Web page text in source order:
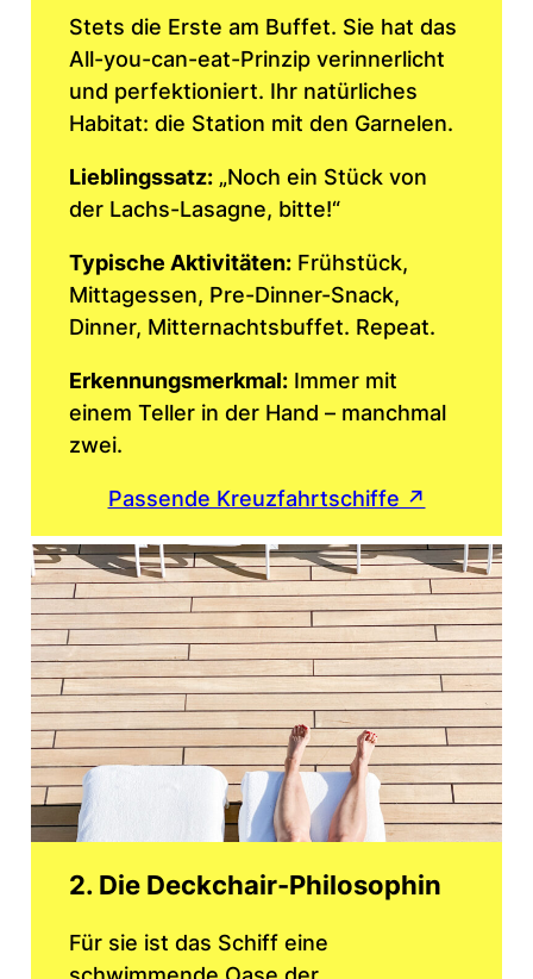
Stets die Erste am Buffet. Sie hat das
All-you-can-eat-Prinzip verinnerlicht
und perfektioniert. Ihr natürliches
Habitat: die Station mit den Garnelen.
Lieblingssatz:„Noch ein Stück von
der Lachs-Lasagne, bitte!“
Typische Aktivitäten:Frühstück,
Mittagessen, Pre-Dinner-Snack,
Dinner, Mitternachtsbuffet. Repeat.
Erkennungsmerkmal:Immer mit
einem Teller in der Hand – manchmal
zwei.
Passende Kreuzfahrtschiffe ↗
2. Die Deckchair-Philosophin
Für sie ist das Schiff eine